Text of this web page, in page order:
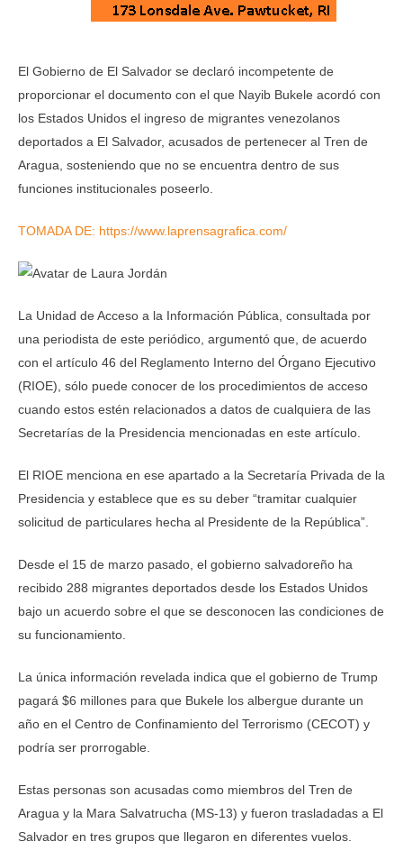
El Gobierno de El Salvador se declaró incompetente de
proporcionar el documento con el que Nayib Bukele acordó con
los Estados Unidos el ingreso de migrantes venezolanos
deportados a El Salvador, acusados de pertenecer al Tren de
Aragua, sosteniendo que no se encuentra dentro de sus
funciones institucionales poseerlo.
TOMADA DE: https://www.laprensagrafica.com/
La Unidad de Acceso a la Información Pública, consultada por
una periodista de este periódico, argumentó que, de acuerdo
con el artículo 46 del Reglamento Interno del Órgano Ejecutivo
(RIOE), sólo puede conocer de los procedimientos de acceso
cuando estos estén relacionados a datos de cualquiera de las
Secretarías de la Presidencia mencionadas en este artículo.
El RIOE menciona en ese apartado a la Secretaría Privada de la
Presidencia y establece que es su deber “tramitar cualquier
solicitud de particulares hecha al Presidente de la República”.
Desde el 15 de marzo pasado, el gobierno salvadoreño ha
recibido 288 migrantes deportados desde los Estados Unidos
bajo un acuerdo sobre el que se desconocen las condiciones de
su funcionamiento.
La única información revelada indica que el gobierno de Trump
pagará $6 millones para que Bukele los albergue durante un
año en el Centro de Confinamiento del Terrorismo (CECOT) y
podría ser prorrogable.
Estas personas son acusadas como miembros del Tren de
Aragua y la Mara Salvatrucha (MS-13) y fueron trasladadas a El
Salvador en tres grupos que llegaron en diferentes vuelos.